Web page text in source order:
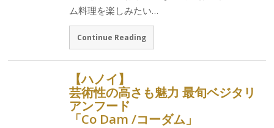
ム料理を楽しみたい…
Continue Reading
【ハノイ】
芸術性の高さも魅力 最旬ベジタリ
アンフード
「Co Dam /コーダム」